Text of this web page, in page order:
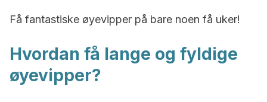
Få fantastiske øyevipper på bare noen få uker!
Hvordan få lange og fyldige
øyevipper?